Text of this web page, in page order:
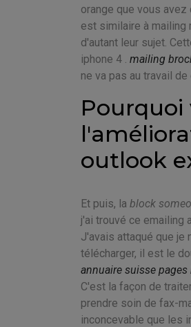
orange que vous
est similaire à mailing
d'autant leur sujet.
iphone 4 . mailing
ne va pas au travail de
Pourquoi
outlook
Et puis, la block
j'ai trouvé ce emailing
J'avais attaqué que je
télécharger, il est le
annuaire suisse pages
C'est la façon de
prendre soin de fax-
inconcevable que les